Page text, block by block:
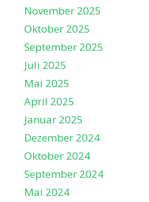
November 2025
Oktober 2025
September 2025
Juli 2025
Mai 2025
April 2025
Januar 2025
Dezember 2024
Oktober 2024
September 2024
Mai 2024